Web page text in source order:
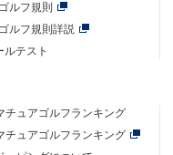
ルフ規則
ルフ規則詳説
ルテスト
チュアゴルフランキング
チュアゴルフランキング